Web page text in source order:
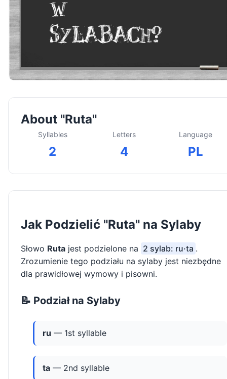
About "Ruta"
Syllables
2
Letters
4
Language
PL
Jak Podzielić "Ruta" na Sylaby
Słowo Ruta jest podzielone na 2 sylab: ru·ta .
Zrozumienie tego podziału na sylaby jest niezbędne
dla prawidłowej wymowy i pisowni.
📝 Podział na Sylaby
ru — 1st syllable
ta — 2nd syllable